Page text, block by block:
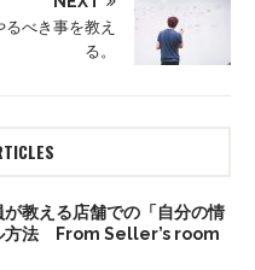
るべき事を教え
る。
教える店舗での「自分の情
方法 From Seller’s room